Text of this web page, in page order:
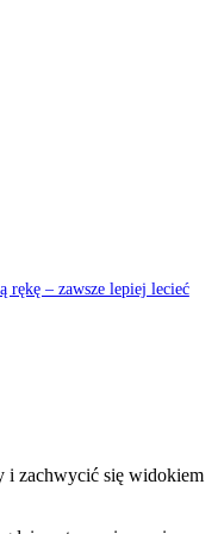
rękę – zawsze‌ lepiej lecieć
i zachwycić się widokiem